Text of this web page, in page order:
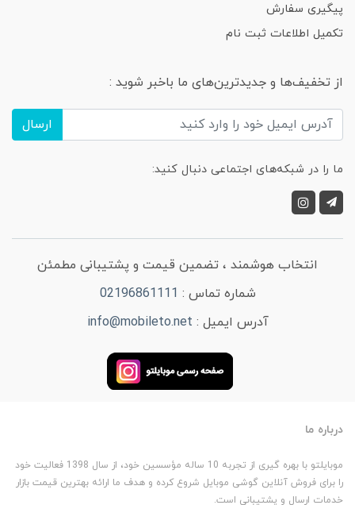
پیگیری سفارش
تکمیل اطلاعات ثبت نام
از تخفیف‌ها و جدیدترین‌های ما باخبر شوید :
ارسال
ما را در شبکه‌های اجتماعی دنبال کنید:
انتخاب هوشمند ، تضمین قیمت و پشتیبانی مطمئن
شماره تماس : 02196861111
آدرس ایمیل : info@mobileto.net
درباره ما
موبایلتو با بهره گیری از تجربه 10 ساله مؤسسین خود، از سال 1398 فعالیت خود
را برای فروش آنلاین گوشی موبایل شروع کرده و هدف ما ارائه بهترین قیمت بازار
خدمات ارسال و پشتیبانی است.